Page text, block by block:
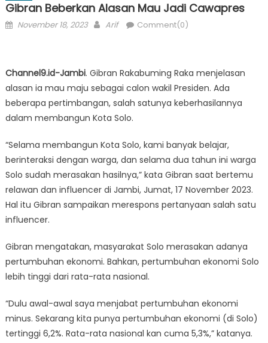
Gibran Beberkan Alasan Mau Jadi Cawapres
Posted
November 18, 2023 Author
Arif Comment(0)
Channel9.id-Jambi. Gibran Rakabuming Raka menjelasan
alasan ia mau maju sebagai calon wakil Presiden. Ada
beberapa pertimbangan, salah satunya keberhasilannya
dalam membangun Kota Solo.
“Selama membangun Kota Solo, kami banyak belajar,
berinteraksi dengan warga, dan selama dua tahun ini warga
Solo sudah merasakan hasilnya,” kata Gibran saat bertemu
relawan dan influencer di Jambi, Jumat, 17 November 2023.
Hal itu Gibran sampaikan merespons pertanyaan salah satu
influencer.
Gibran mengatakan, masyarakat Solo merasakan adanya
pertumbuhan ekonomi. Bahkan, pertumbuhan ekonomi Solo
lebih tinggi dari rata-rata nasional.
“Dulu awal-awal saya menjabat pertumbuhan ekonomi
minus. Sekarang kita punya pertumbuhan ekonomi (di Solo)
tertinggi 6,2%. Rata-rata nasional kan cuma 5,3%,” katanya.